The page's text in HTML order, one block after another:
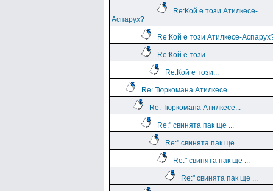
Re:Кой е този Атилкесе-
Аспарух?
Re:Кой е този Атилкесе-
Re:Кой е този...
Re:Кой е този...
Re: Тюркомана Атилкесе...
Re: Тюркомана Атилкесе...
Re:" свинята пак ще ...
Re:" свинята пак ще ...
Re:" свинята пак ще ...
Re:" свинята пак ще ...